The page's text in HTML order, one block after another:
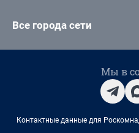
Все города сети
Мы в
Контактные данные для